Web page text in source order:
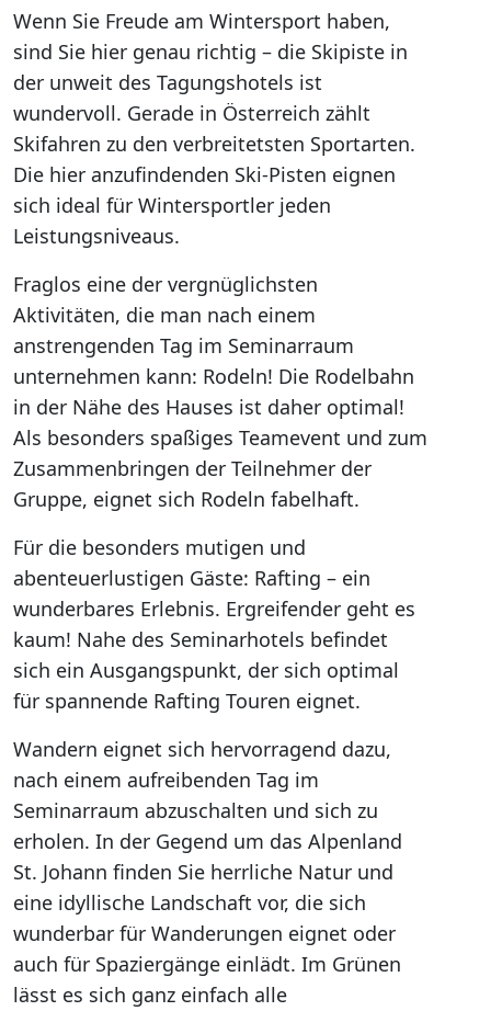
Wenn Sie Freude am Wintersport haben,
sind Sie hier genau richtig – die Skipiste in
der unweit des Tagungshotels ist
wundervoll. Gerade in Österreich zählt
Skifahren zu den verbreitetsten Sportarten.
Die hier anzufindenden Ski-Pisten eignen
sich ideal für Wintersportler jeden
Leistungsniveaus.
Fraglos eine der vergnüglichsten
Aktivitäten, die man nach einem
anstrengenden Tag im Seminarraum
unternehmen kann: Rodeln! Die Rodelbahn
in der Nähe des Hauses ist daher optimal!
Als besonders spaßiges Teamevent und zum
Zusammenbringen der Teilnehmer der
Gruppe, eignet sich Rodeln fabelhaft.
Für die besonders mutigen und
abenteuerlustigen Gäste: Rafting – ein
wunderbares Erlebnis. Ergreifender geht es
kaum! Nahe des Seminarhotels befindet
sich ein Ausgangspunkt, der sich optimal
für spannende Rafting Touren eignet.
Wandern eignet sich hervorragend dazu,
nach einem aufreibenden Tag im
Seminarraum abzuschalten und sich zu
erholen. In der Gegend um das Alpenland
St. Johann finden Sie herrliche Natur und
eine idyllische Landschaft vor, die sich
wunderbar für Wanderungen eignet oder
auch für Spaziergänge einlädt. Im Grünen
lässt es sich ganz einfach alle